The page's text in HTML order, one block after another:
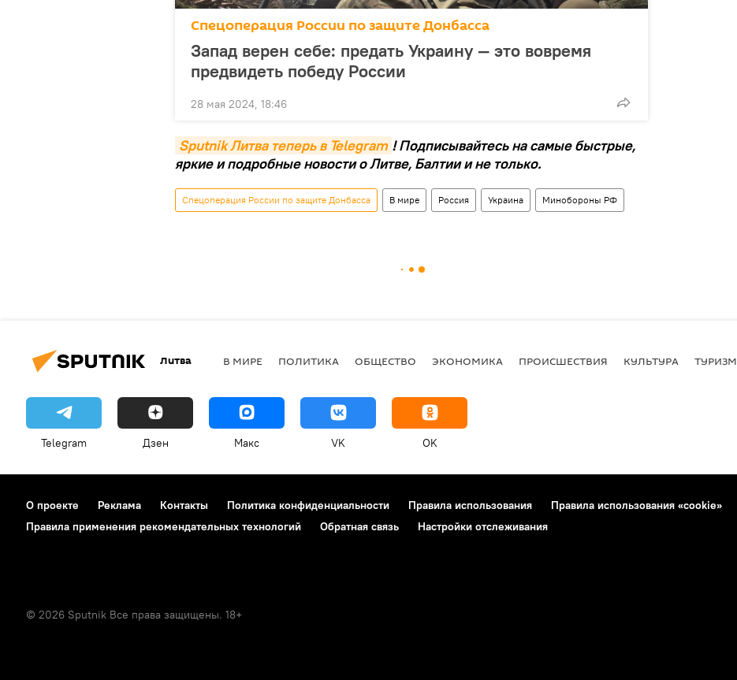
Спецоперация России по защите Донбасса
Запад верен себе: предать Украину — это вовремя
предвидеть победу России
28 мая 2024, 18:46
Sputnik Литва теперь в Telegram ! Подписывайтесь на самые быстрые,
яркие и подробные новости о Литве, Балтии и не только.
Спецоперация России по защите Донбасса В мире Россия Украина Минобороны РФ
Литва В МИРЕ ПОЛИТИКА ОБЩЕСТВО ЭКОНОМИКА ПРОИСШЕСТВИЯ КУЛЬТУРА ТУРИЗМ
Telegram Дзен Макс VK OK
О проекте Реклама Контакты Политика конфиденциальности Правила использования
Правила использования «cookie»
Правила применения рекомендательных технологий
Обратная связь Настройки отслеживания
© 2026 Sputnik Все права защищены. 18+